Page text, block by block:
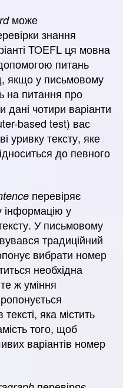
може
знання
TOEFL ця мовна
питань
якщо у письмовому
на питання про
чотири варіанти
based test) вас
уривку тексту, яке
до певного
перевіряє
інформацію у
У письмовому
традиційний
вибрати номер
необхідна
ж уміння
яка містить
того, щоб
варіантів номер